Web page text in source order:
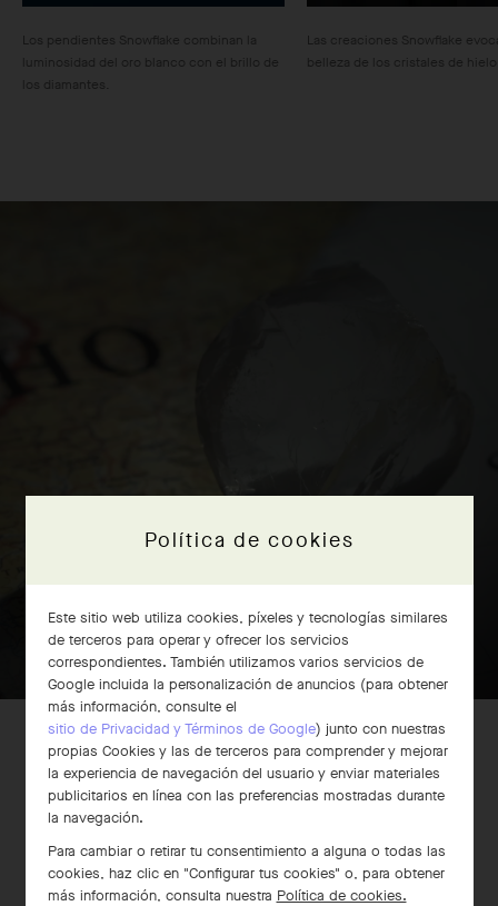
Los pendientes Snowflake combinan la
luminosidad del oro blanco con el brillo de
los diamantes.
Las creaciones Snowflake
belleza de los cristales de hielo
Política de cookies
Este sitio web utiliza cookies, píxeles y tecnologías similares
de terceros para operar y ofrecer los servicios
correspondientes. También utilizamos varios servicios de
Google incluida la personalización de anuncios (para obtener
más información, consulte el
sitio de Privacidad y Términos de Google) junto con nuestras
propias Cookies y las de terceros para comprender y mejorar
la experiencia de navegación del usuario y enviar materiales
publicitarios en línea con las preferencias mostradas durante
la navegación.
Para cambiar o retirar tu consentimiento a alguna o todas las
cookies, haz clic en "Configurar tus cookies" o, para obtener
más información, consulta nuestra Política de cookies.